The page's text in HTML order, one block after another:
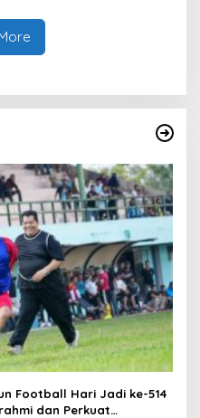
Football Hari Jadi ke-514
dan Perkuat